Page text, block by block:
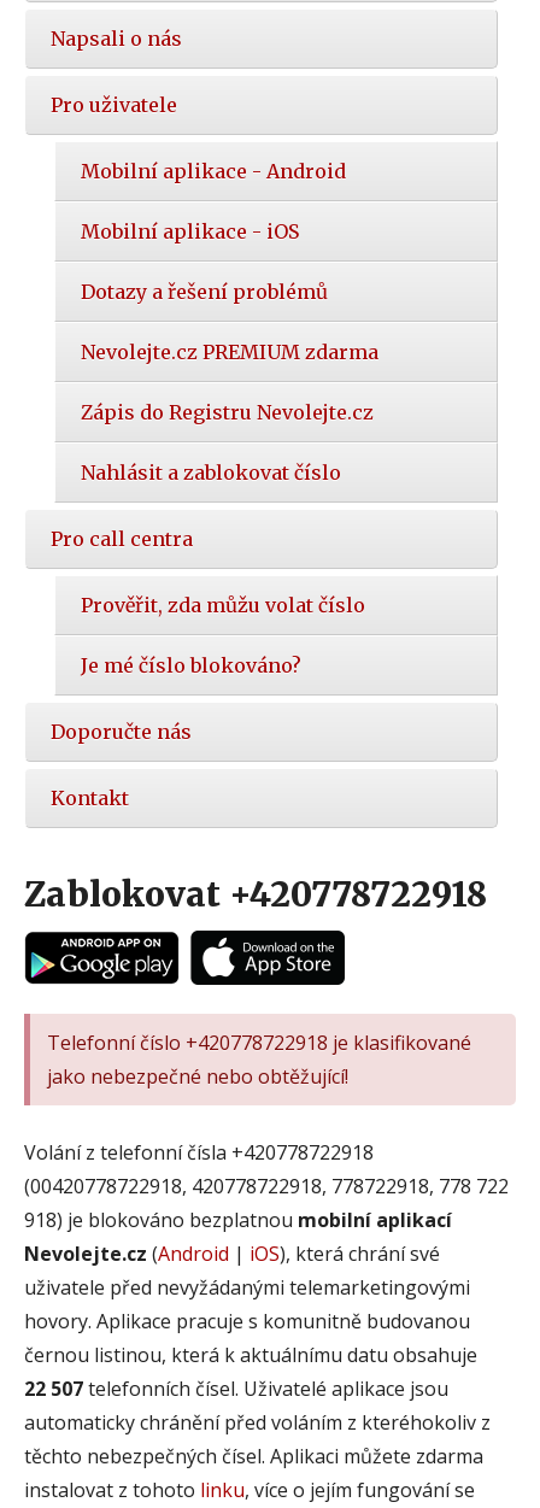
Napsali o nás
Pro uživatele
Mobilní aplikace - Android
Mobilní aplikace - iOS
Dotazy a řešení problémů
Nevolejte.cz PREMIUM zdarma
Zápis do Registru Nevolejte.cz
Nahlásit a zablokovat číslo
Pro call centra
Prověřit, zda můžu volat číslo
Je mé číslo blokováno?
Doporučte nás
Kontakt
Zablokovat +420778722918
Telefonní číslo +420778722918 je klasifikované
jako nebezpečné nebo obtěžující!
Volání z telefonní čísla +420778722918
(00420778722918, 420778722918, 778722918, 778 722
918) je blokováno bezplatnou mobilní aplikací
Nevolejte.cz (Android | iOS), která chrání své
uživatele před nevyžádanými telemarketingovými
hovory. Aplikace pracuje s komunitně budovanou
černou listinou, která k aktuálnímu datu obsahuje
22 507telefonních čísel. Uživatelé aplikace jsou
automaticky chránění před voláním z kteréhokoliv z
těchto nebezpečných čísel. Aplikaci můžete zdarma
instalovat z tohoto linku, více o jejím fungování se